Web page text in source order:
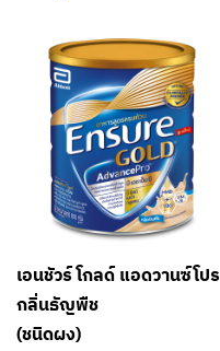
เอนชัวร์ โกลด์ แอดวานซ์โปร
กลิ่นธัญพืช
(ชนิดผง)